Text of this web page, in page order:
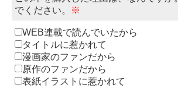
でください。
※
WEB連載で読んでいたから
タイトルに惹かれて
漫画家のファンだから
原作のファンだから
表紙イラストに惹かれて